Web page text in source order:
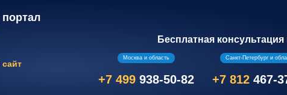
Бесплатная
Москва и область
+7 499 938-50-82
Санкт-Петербург и
+7 812 467-